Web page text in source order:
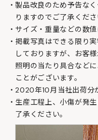
製品改良のため予告な
りますのでご了承くださ
サイズ・重量などの数
掲載写真はできる限り
しておりますが、お客
照明の当たり具合など
ことがございます。
2020年10月当社出荷分
生産工程上、小傷が発
了承ください。